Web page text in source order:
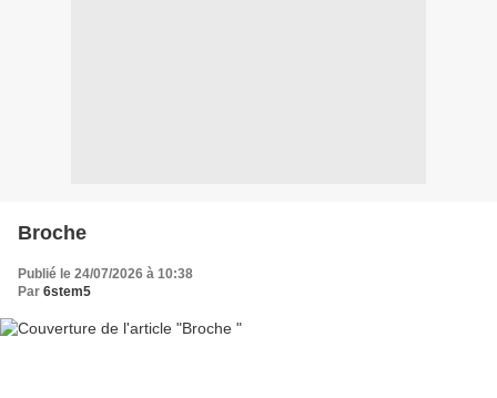
Broche
Publié le 24/07/2026 à 10:38
Par 6stem5